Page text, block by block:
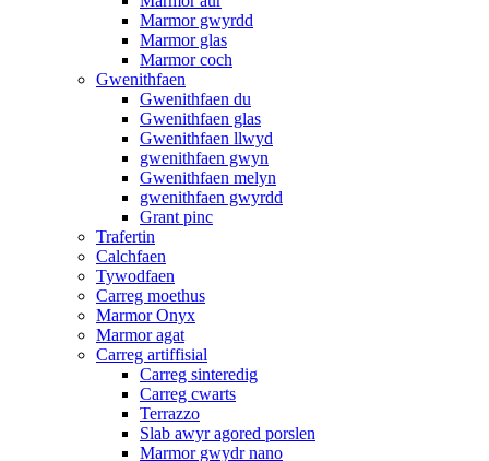
Marmor gwyrdd
Marmor glas
Marmor coch
Gwenithfaen
Gwenithfaen du
Gwenithfaen glas
Gwenithfaen llwyd
gwenithfaen gwyn
Gwenithfaen melyn
gwenithfaen gwyrdd
Grant pinc
Trafertin
Calchfaen
Tywodfaen
Carreg moethus
Marmor Onyx
Marmor agat
Carreg artiffisial
Carreg sinteredig
Carreg cwarts
Terrazzo
Slab awyr agored porslen
Marmor gwydr nano